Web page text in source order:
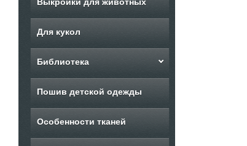
Для кукол
Библиотека
Пошив детской одежды
Особенности тканей